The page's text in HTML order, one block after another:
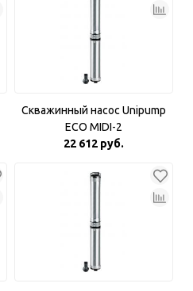
Скважинный насос Unipump
ECO MIDI-2
22 612 руб.